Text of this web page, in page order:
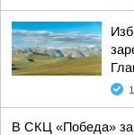
В СКЦ «Победа»